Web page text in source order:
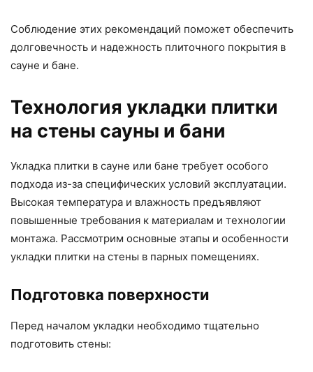
Соблюдение этих рекомендаций поможет обеспечить
долговечность и надежность плиточного покрытия в
сауне и бане.
Технология укладки плитки
на стены сауны и бани
Укладка плитки в сауне или бане требует особого
подхода из-за специфических условий эксплуатации.
Высокая температура и влажность предъявляют
повышенные требования к материалам и технологии
монтажа. Рассмотрим основные этапы и особенности
укладки плитки на стены в парных помещениях.
Подготовка поверхности
Перед началом укладки необходимо тщательно
подготовить стены: